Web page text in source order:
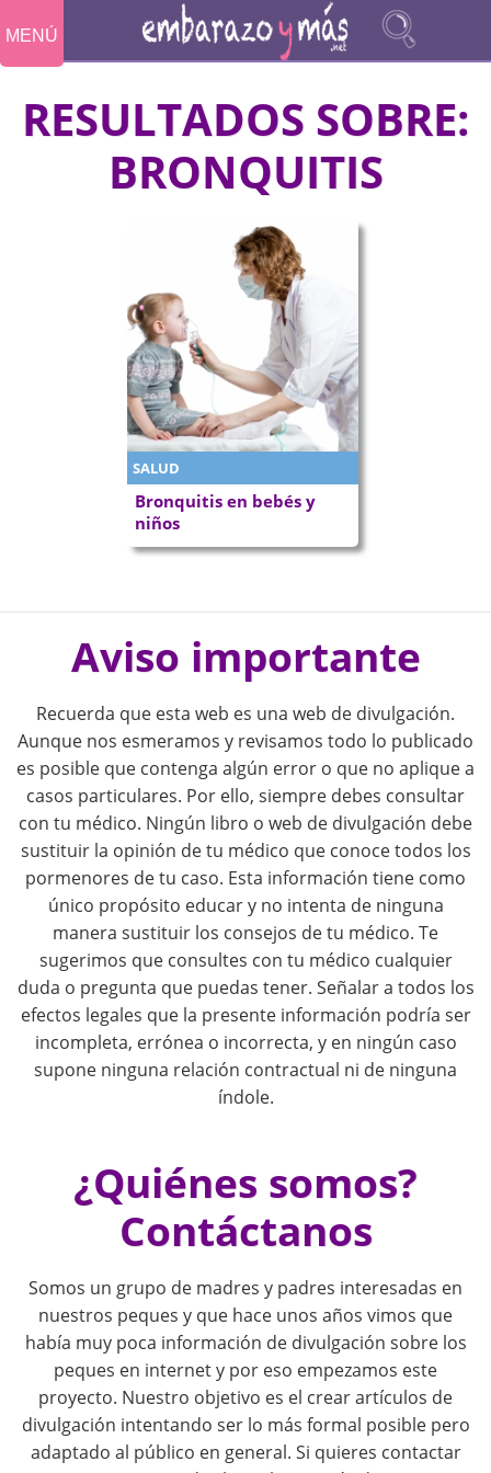
MENÚ
RESULTADOS SOBRE:
BRONQUITIS
SALUD
Bronquitis en bebés y
niños
P
a
g
Aviso importante
Recuerda que esta web es una web de divulgación.
Aunque nos esmeramos y revisamos todo lo publicado
es posible que contenga algún error o que no aplique a
casos particulares. Por ello, siempre debes consultar
con tu médico. Ningún libro o web de divulgación debe
sustituir la opinión de tu médico que conoce todos los
pormenores de tu caso. Esta información tiene como
único propósito educar y no intenta de ninguna
manera sustituir los consejos de tu médico. Te
sugerimos que consultes con tu médico cualquier
duda o pregunta que puedas tener. Señalar a todos los
efectos legales que la presente información podría ser
incompleta, errónea o incorrecta, y en ningún caso
supone ninguna relación contractual ni de ninguna
índole.
¿Quiénes somos?
Contáctanos
Somos un grupo de madres y padres interesadas en
nuestros peques y que hace unos años vimos que
había muy poca información de divulgación sobre los
peques en internet y por eso empezamos este
proyecto. Nuestro objetivo es el crear artículos de
divulgación intentando ser lo más formal posible pero
adaptado al público en general. Si quieres contactar